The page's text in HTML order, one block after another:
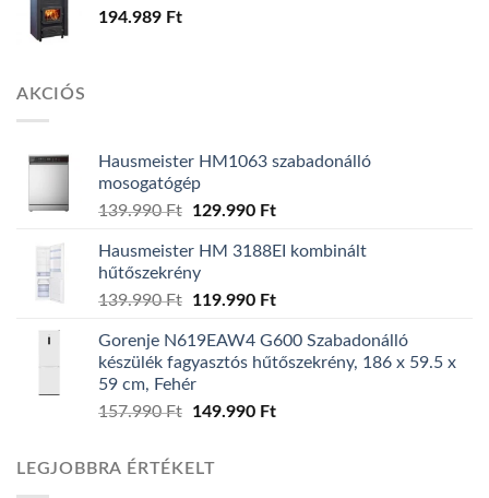
194.989 Ft
AKCIÓS
Hausmeister HM1063 szabadonálló
mosogatógép
139.990Ft
Original
was:
139.990 Ft.
129.990 FtCurrent
is:
Hausmeister HM 3188EI kombinált
hűtőszekrény
139.990Ft
Original
was:
139.990 Ft.
119.990 FtCurrent
is:
119.990 Ft.
Gorenje N619EAW4 G600 Szabadonálló
készülék fagyasztós hűtőszekrény, 186 x 59.5 x
59 cm, Fehér
157.990Ft
Original
was:
149.990 FtCurrent
LEGJOBBRA ÉRTÉKELT